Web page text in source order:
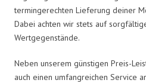
termingerechten Lieferung deiner
Dabei achten wir stets auf
Wertgegenstände.
Neben unserem günstigen Preis-
auch einen umfangreichen Service